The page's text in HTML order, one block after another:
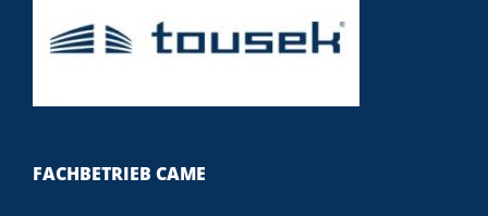
FACHBETRIEB CAME